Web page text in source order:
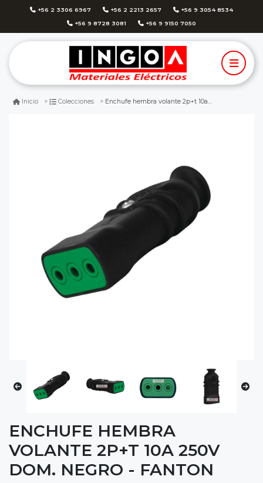
+56 2 3306 6967 +56 2 2213 2657 +56 9 3054 8534
+56 9 8728 3081 +56 9 9150 7050
Inicio Colecciones Enchufe hembra volante 2p+t 10a 250v dom. negro - fanton
ENCHUFE HEMBRA
VOLANTE 2P+T 10A 250V
DOM. NEGRO - FANTON